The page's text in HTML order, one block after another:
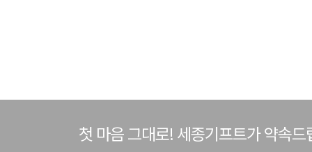
첫 마음 그대로! 세종기프트가 약속드